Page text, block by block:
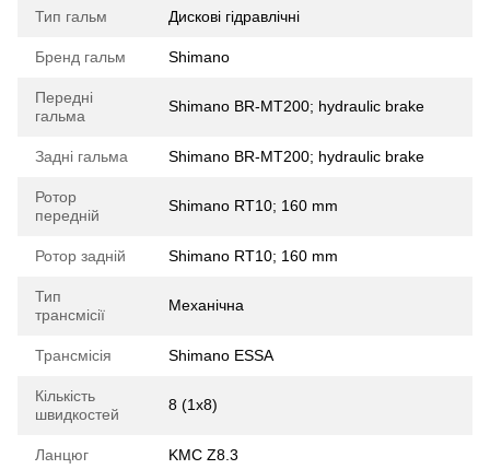
Тип гальм Дискові гідравлічні
Бренд гальм Shimano
Передні
гальма
Shimano BR-MT200; hydraulic brake
Задні гальма Shimano BR-MT200; hydraulic brake
Ротор
передній
Shimano RT10; 160 mm
Ротор задній Shimano RT10; 160 mm
Тип
трансмісії
Механічна
Трансмісія Shimano ESSA
Кількість
швидкостей
8 (1x8)
Ланцюг KMC Z8.3